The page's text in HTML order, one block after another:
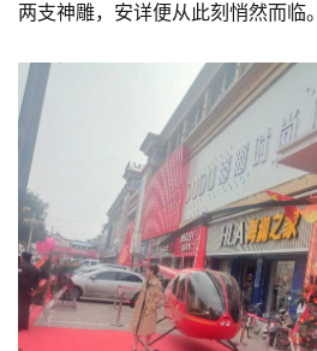
两支神雕，安详便从此刻悄然而临。